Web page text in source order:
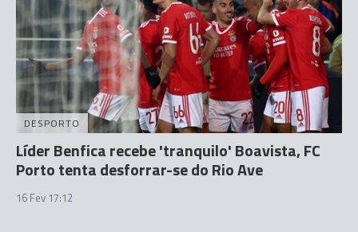
DESPORTO
Líder Benfica recebe 'tranquilo' Boavista, FC
Porto tenta desforrar-se do Rio Ave
16 Fev 17:12